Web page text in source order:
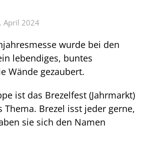
April 2024
wurde bei den
lebendiges, buntes
Wände gezaubert.
ist das Brezelfest (Jahrmarkt)
Thema. Brezel isst jeder gerne,
sie sich den Namen